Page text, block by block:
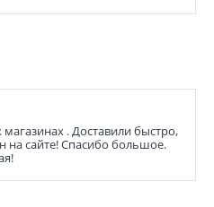
. Доставили быстро,
на сайте! Спасибо большое.